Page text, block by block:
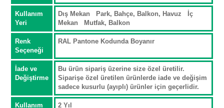
Kullanım
Yeri
Dış Mekan Park, Bahçe, Balkon, Havuz İç
Mekan Mutfak, Balkon
Renk
Seçeneği
RAL Pantone Kodunda Boyanır
İade ve
Değiştirme
Bu ürün sipariş üzerine size özel üretilir.
Siparişe özel üretilen ürünlerde iade ve değişim
sadece kusurlu (ayıplı) ürünler için geçerlidir.
Kullanım
2 Yıl